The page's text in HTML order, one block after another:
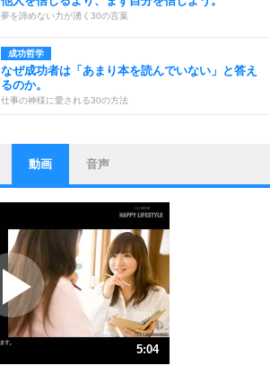
夢を諦めない力が湧く30の言葉
成功哲学
なぜ成功者は「あまり本を読んでいない」と答え
るのか。
仕事の神様に愛される30の方法
ストレス対策
他人と比べない。
いっそのこと、他人を見ない。
いらいらしない人になる30の方法
プラス思考
ポジティブになれない原因は、行動しないから。
ポジティブ思考になる30の方法
ストレス対策
人生、なんとかなるもの。
気楽に生きる30の方法
動画 音声
5:04